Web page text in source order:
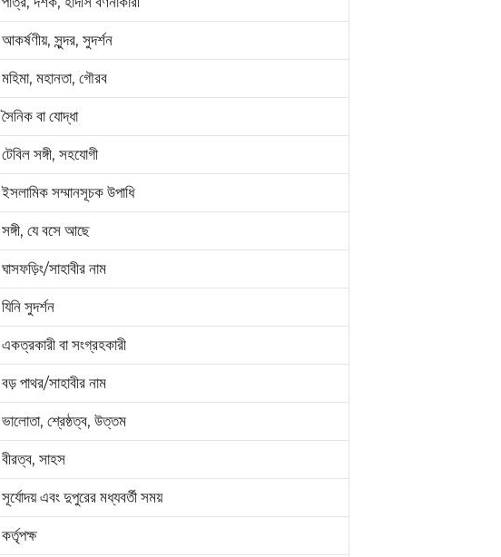
আকর্ষণীয়, সুন্দর, সুদর্শন
মহিমা, মহানতা, গৌরব
সৈনিক বা যোদ্ধা
টেবিল সঙ্গী, সহযোগী
ইসলামিক সম্মানসূচক উপাধি
সঙ্গী, যে বসে আছে
ঘাসফড়িং/সাহাবীর নাম
যিনি সুদর্শন
একত্রকারী বা সংগ্রহকারী
বড় পাথর/সাহাবীর নাম
ভালোতা, শ্রেষ্ঠত্ব, উত্তম
বীরত্ব, সাহস
সূর্যোদয় এবং দুপুরের মধ্যবর্তী সময়
কর্তৃপক্ষ